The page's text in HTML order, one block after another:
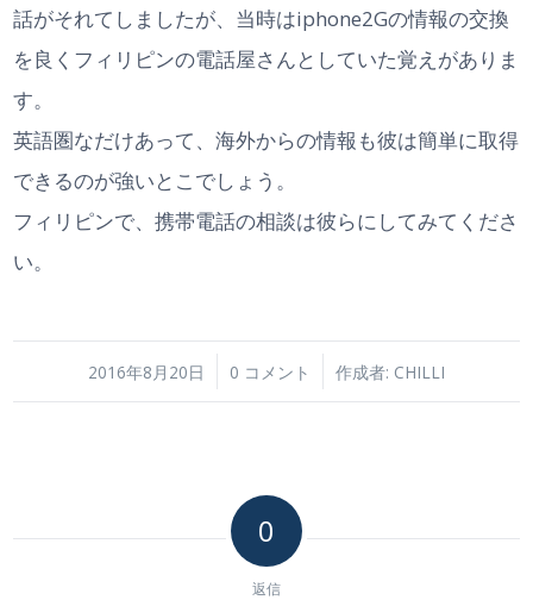
話がそれてしましたが、当時はiphone2Gの情報の交換
を良くフィリピンの電話屋さんとしていた覚えがありま
す。
英語圏なだけあって、海外からの情報も彼は簡単に取得
できるのが強いとこでしょう。
フィリピンで、携帯電話の相談は彼らにしてみてくださ
い。
2016年8月20日
/ 0 コメント
/ 作成者: CHILLI
0
返信